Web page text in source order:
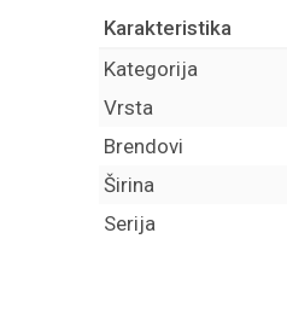
Karakteristika
Kategorija
Vrsta
Brendovi
Širina
Serija